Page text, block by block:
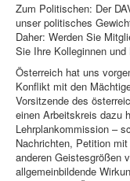
Zum Politischen: Der
unser politisches
Daher: Werden Sie
Sie Ihre Kolleginnen und
Österreich hat uns
Konflikt mit den
Vorsitzende des
einen Arbeitskreis dazu
Lehrplankommission –
Nachrichten, Petition
anderen Geistesgrößen
allgemeinbildende